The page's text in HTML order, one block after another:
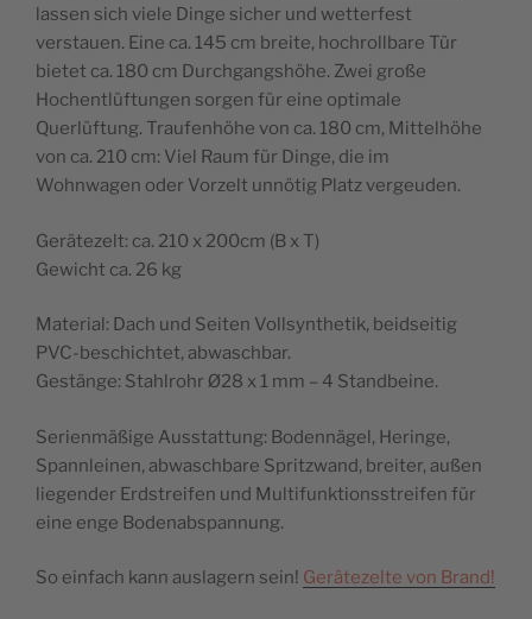
lassen sich viele Dinge sicher und wetterfest
verstauen. Eine ca. 145 cm breite, hochrollbare Tür
bietet ca. 180 cm Durchgangshöhe. Zwei große
Hochentlüftungen sorgen für eine optimale
Querlüftung. Traufenhöhe von ca. 180 cm, Mittelhöhe
von ca. 210 cm: Viel Raum für Dinge, die im
Wohnwagen oder Vorzelt unnötig Platz vergeuden.
Gerätezelt: ca. 210 x 200cm (B x T)
Gewicht ca. 26 kg
Material: Dach und Seiten Vollsynthetik, beidseitig
PVC-beschichtet, abwaschbar.
Gestänge: Stahlrohr Ø28 x 1 mm – 4 Standbeine.
Serienmäßige Ausstattung: Bodennägel, Heringe,
Spannleinen, abwaschbare Spritzwand, breiter, außen
liegender Erdstreifen und Multifunktionsstreifen für
eine enge Bodenabspannung.
So einfach kann auslagern sein! Gerätezelte von Brand!